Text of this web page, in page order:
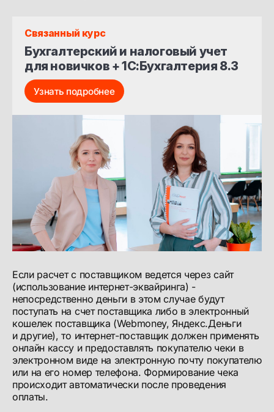
Связанный курс
Бухгалтерский и налоговый учет
для новичков + 1С:Бухгалтерия 8.3
Узнать подробнее
Если расчет с поставщиком ведется через сайт
(использование интернет-эквайринга) -
непосредственно деньги в этом случае будут
поступать на счет поставщика либо в электронный
кошелек поставщика (Webmoney, Яндекс.Деньги
и другие), то интернет-поставщик должен применять
онлайн кассу и предоставлять покупателю чеки в
электронном виде на электронную почту покупателю
или на его номер телефона. Формирование чека
происходит автоматически после проведения
оплаты.